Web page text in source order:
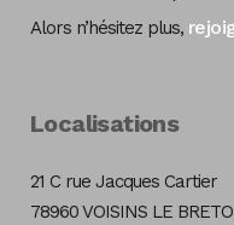
Alors n’hésitez plus,
Localisations
21 C rue Jacques Cartier
78960 VOISINS LE